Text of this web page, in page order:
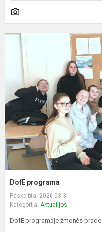
DofE programa
Paskelbta: 2020-03-31
Kategorija: Aktualijos
DofE programoje žmonės